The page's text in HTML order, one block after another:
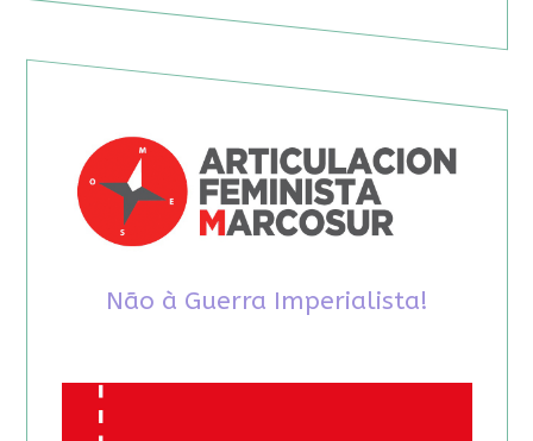
Não à Guerra Imperialista!